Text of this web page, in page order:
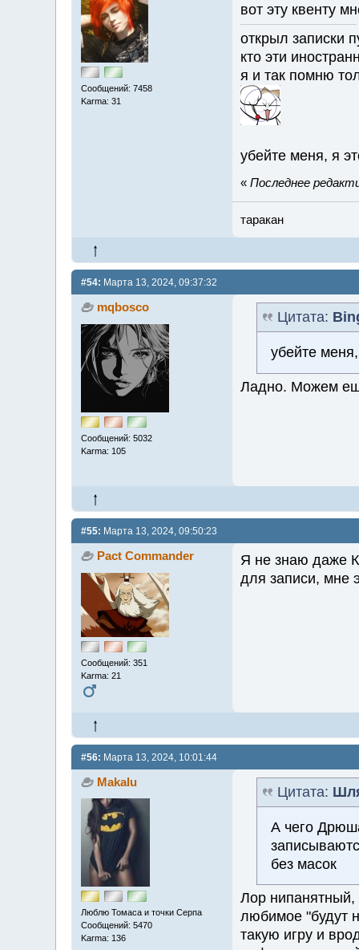
Сообщений: 7458
Karma: 31
вот эту квенту
открыл записки
кто эти
я и так помню
убейте меня, я
« Последнее
таракан
#54: Марта 13, 2024, 09:37:32
mqbosco
Сообщений: 5032
Karma: 105
Цитата:
убейте
Ладно. Можем
#55: Марта 13, 2024, 09:50:23
Pact Commander
Сообщений: 351
Karma: 21
Я не знаю даже
для записи, мне
#56: Марта 13, 2024, 10:01:44
Makalu
Люблю Томаса и точки Серпа
Сообщений: 5470
Karma: 136
Цитата:
А чего
без масок
Лор нипанятный,
любимое "будут
такую игру и